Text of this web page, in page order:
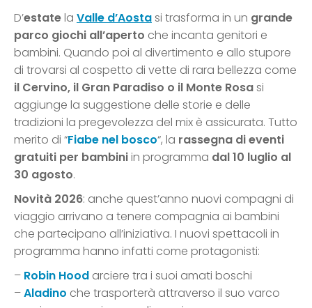
D’estatela Valle d’Aostasi trasforma in un grande
parco giochi all’aperto che incanta genitori e
bambini. Quando poi al divertimento e allo stupore
di trovarsi al cospetto di vette di rara bellezza come
il Cervino, il Gran Paradiso o il Monte Rosasi
aggiunge la suggestione delle storie e delle
tradizioni la pregevolezza del mix è assicurata. Tutto
merito di “Fiabe nel bosco“, la rassegna di eventi
gratuiti per bambiniin programma dal 10 luglio al
30 agosto.
Novità 2026: anche quest’anno nuovi compagni di
viaggio arrivano a tenere compagnia ai bambini
che partecipano all’iniziativa. I nuovi spettacoli in
programma hanno infatti come protagonisti:
– Robin Hood arciere tra i suoi amati boschi
–Aladino che trasporterà attraverso il suo varco